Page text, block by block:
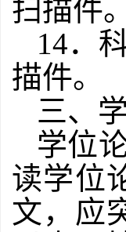
扫描件。
14．
描件。
三、
学位
读学位
文，应